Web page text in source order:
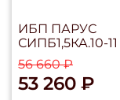
ИБП ПАРУС
СИПБ1,5КА.10-11
56 660 ₽
53 260 ₽